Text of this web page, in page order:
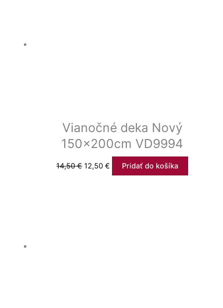
Vianočné deka Nový
150x200cm VD9994
14,50€ 12,50€ Pridať do košíka